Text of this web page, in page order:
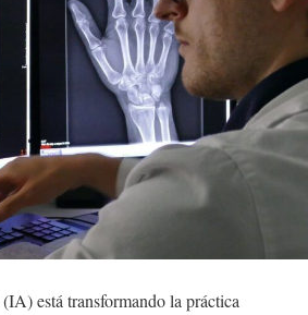
está transformando la práctica